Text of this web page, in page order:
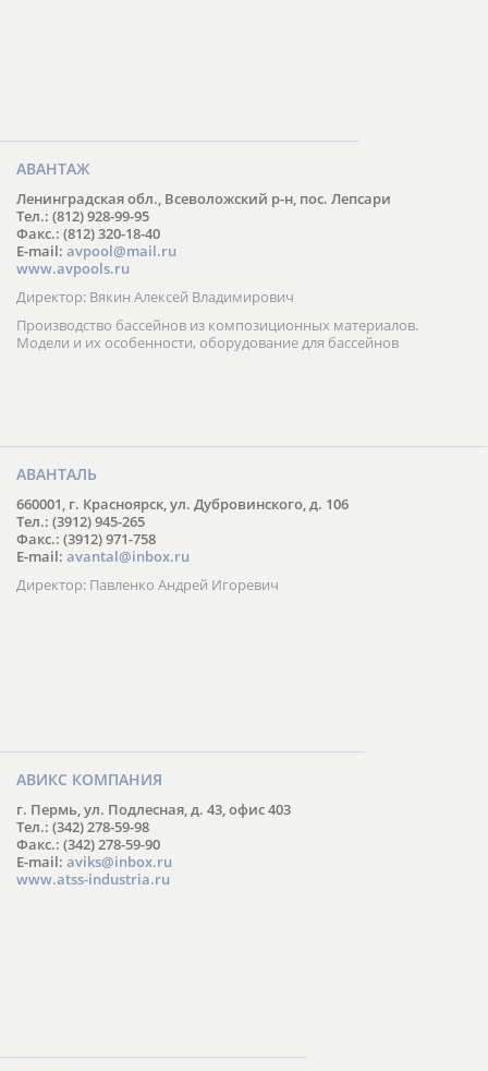
АВАНТАЖ
Ленинградская обл., Всеволожский р-н, пос. Лепсари
Тел.: (812) 928-99-95
Факс.: (812) 320-18-40
E-mail: avpool@mail.ru
www.avpools.ru
Директор: Вякин Алексей Владимирович
Производство бассейнов из композиционных материалов.
Модели и их особенности, оборудование для бассейнов
АВАНТАЛЬ
660001, г. Красноярск, ул. Дубровинского, д. 106
Тел.: (3912) 945-265
Факс.: (3912) 971-758
E-mail: avantal@inbox.ru
Директор: Павленко Андрей Игоревич
АВИКС КОМПАНИЯ
г. Пермь, ул. Подлесная, д. 43, офис 403
Тел.: (342) 278-59-98
Факс.: (342) 278-59-90
E-mail: aviks@inbox.ru
www.atss-industria.ru